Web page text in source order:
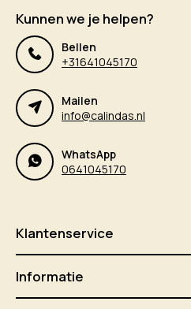
Kunnen we je helpen?
Bellen
+31641045170
Mailen
info@calindas.nl
WhatsApp
0641045170
Klantenservice
Informatie